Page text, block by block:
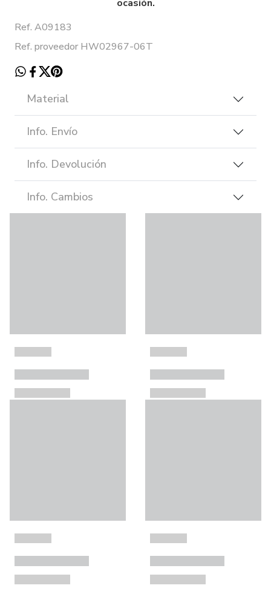
ocasión.
Ref. A09183
Ref. proveedor HW02967-06T
Material
Info. Envío
Info. Devolución
Info. Cambios